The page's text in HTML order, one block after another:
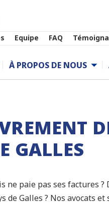
Equipe FAQ
À PROPOS DE NOUS
GALLES
ne paie pas ses factures
de Galles ? Nos avocats